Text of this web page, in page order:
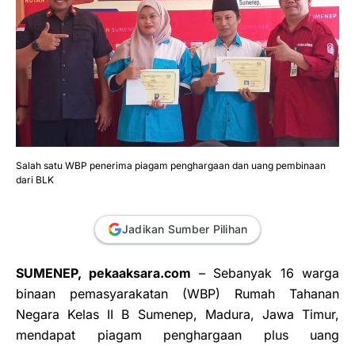
Salah satu WBP penerima piagam penghargaan dan uang pembinaan
dari BLK
Jadikan Sumber Pilihan
SUMENEP, pekaaksara.com – Sebanyak 16 warga
binaan pemasyarakatan (WBP) Rumah Tahanan
Negara Kelas II B Sumenep, Madura, Jawa Timur,
mendapat piagam penghargaan plus uang